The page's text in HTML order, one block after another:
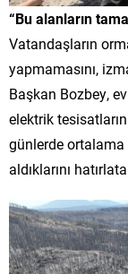
“Bu alanların
Vatandaşların
yapmamasını,
Başkan Bozbey,
elektrik
günlerde ortalama
aldıklarını